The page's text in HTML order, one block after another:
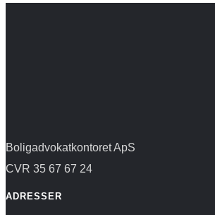
Boligadvokatkontoret ApS
CVR 35 67 67 24
ADRESSER